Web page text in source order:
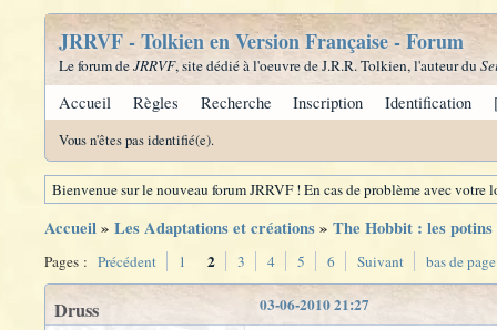
JRRVF - Tolkien en Version Française - Forum
Le forum deJRRVF, site dédié à l'oeuvre de J.R.R. Tolkien, l'auteur du
Accueil Règles Recherche Inscription Identification
Vous n'êtes pas identifié(e).
Bienvenue sur le nouveau forum JRRVF ! En cas de problème avec
Accueil» Les Adaptations et créations» The Hobbit : les potins
Pages : Précédent 1 2 3 4 5 6 Suivant bas de page
03-06-2010 21:27
Druss